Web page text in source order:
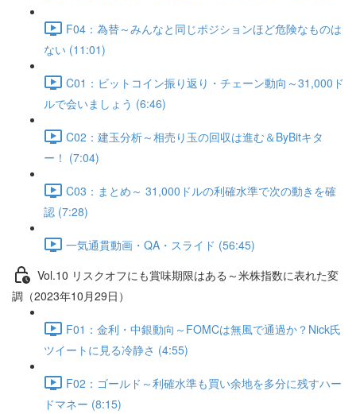
F04：為替～みんなと同じポジションほど危険なものは
ない (11:01)
C01：ビットコイン振り返り・チェーン動向～31,000ド
ルで会いましょう (6:46)
C02：建玉分析～相売り玉の回収は進む＆ByBitキタ
ー！ (7:04)
C03：まとめ～ 31,000ドルの利確水準で次の動きを確
認 (7:28)
一気通貫動画・QA・スライド (56:45)
Vol.10 リスクオフにも賞味期限はある～米株指数に表れた変
調（2023年10月29日）
F01：金利・中銀動向～FOMCは無風で通過か？Nick氏
ツイートに見る冷静さ (4:55)
F02：ゴールド～利確水準も買い余地を多分に残すハー
ドマネー (8:15)